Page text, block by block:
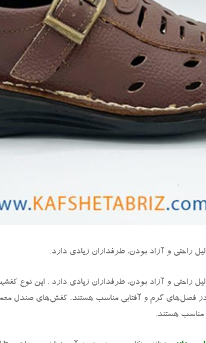
و آزاد بودن، طرفداران زیادی دارد.
و آزاد بودن، طرفداران زیادی دارد . این نوع
در فصل‌های گرم و آفتابی مناسب هستند. کفش‌های صندل
هستند.